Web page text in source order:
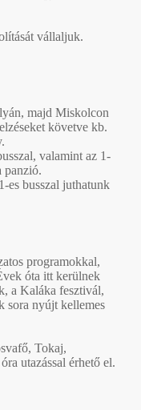
vállaljuk.
majd Miskolcon
követve kb.
valamint az 1-
panzió.
es busszal juthatunk
programokkal,
óta itt kerülnek
a Kaláka fesztivál,
sora nyújt kellemes
Tokaj,
utazással érhető el.